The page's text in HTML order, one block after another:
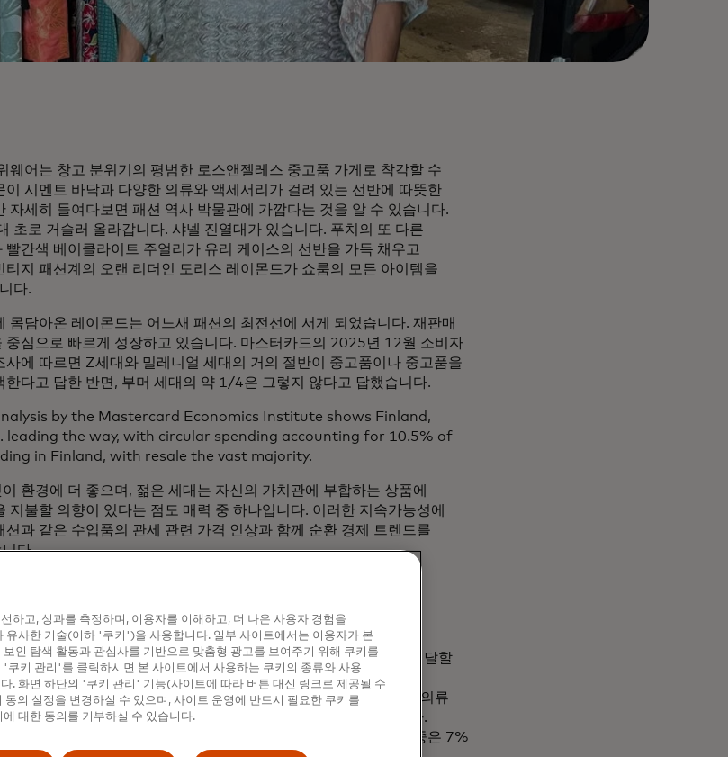
웨어는 창고 분위기의 평범한 로스앤젤레스 중고품 가게로 착각할 수
이 시멘트 바닥과 다양한 의류와 액세서리가 걸려 있는 선반에 따뜻한
자세히 들여다보면 패션 역사 박물관에 가깝다는 것을 알 수 있습니다.
초로 거슬러 올라갑니다. 샤넬 진열대가 있습니다. 푸치의 또 다른
빨간색 베이클라이트 주얼리가 유리 케이스의 선반을 가득 채우고
티지 패션계의 오랜 리더인 도리스 레이몬드가 쇼룸의 모든 아이템을
다.
몸담아온 레이몬드는 어느새 패션의 최전선에 서게 되었습니다. 재판매
중심으로 빠르게 성장하고 있습니다. 마스터카드의 2025년 12월 소비자
사에 따르면 Z세대와 밀레니얼 세대의 거의 절반이 중고품이나 중고품을
한다고 답한 반면, 부머 세대의 약 1/4은 그렇지 않다고 답했습니다.
by the Mastercard Economics Institute shows Finland,
leading the way, with circular spending accounting for 10.5% of
in Finland, with resale the vast majority.
환경에 더 좋으며, 젊은 세대는 자신의 가치관에 부합하는 상품에
지불할 의향이 있다는 점도 매력 중 하나입니다. 이러한 지속가능성에
션과 같은 수입품의 관세 관련 가격 인상과 함께 순환 경제 트렌드를
다.
가능성 책임자인 엘렌 자코브스키는 말합니다. "유행이 아니라
치가 만나면 소비자, 판매자, 지구 등 모두가 승리합니다."
억 달러 규모의 글로벌 비즈니스로 2029년까지 3,670억 달러에 달할
스터카드 경제연구소의패션과 순환 경제에 관한 2025년 보고서에
자상거래 업체를 포함한 럭셔리 재판매는 2024년 온라인 럭셔리 의류
했으며, 대중 시장 재판매는 2025년 5.4%(% )로 증가했습니다.
스앤젤레스의 경우, 온라인 의류 소비 중 서클 패션이 차지하는 비중은 7%
하고, 성과를 측정하며, 이용자를 이해하고, 더 나은 사용자 경험을
유사한 기술(이하 '쿠키')을 사용합니다. 일부 사이트에서는 이용자가 본
인 탐색 활동과 관심사를 기반으로 맞춤형 광고를 보여주기 위해 쿠키를
쿠키 관리'를 클릭하시면 본 사이트에서 사용하는 쿠키의 종류와 사용
. 화면 하단의 '쿠키 관리' 기능(사이트에 따라 버튼 대신 링크로 제공될 수
동의 설정을 변경하실 수 있으며, 사이트 운영에 반드시 필요한 쿠키를
대한 동의를 거부하실 수 있습니다.